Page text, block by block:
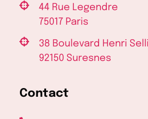
44 Rue Legendre
75017 Paris
38 Boulevard Henri
92150 Suresnes
Contact